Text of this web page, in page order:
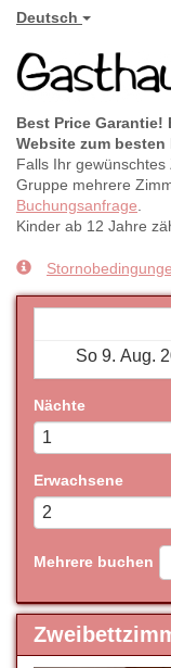
Deutsch
Best Price
Website zum besten
Falls Ihr
Gruppe mehrere
Buchungsanfrage
Kinder ab 12 Jahre
Nächte
Erwachsene
Mehrere buchen
ja